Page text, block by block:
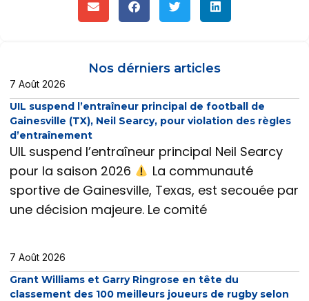
Nos dérniers articles
7 Août 2026
UIL suspend l’entraîneur principal de football de
Gainesville (TX), Neil Searcy, pour violation des règles
d’entraînement
UIL suspend l’entraîneur principal Neil Searcy
pour la saison 2026
La communauté
sportive de Gainesville, Texas, est secouée par
une décision majeure. Le comité
7 Août 2026
Grant Williams et Garry Ringrose en tête du
classement des 100 meilleurs joueurs de rugby selon